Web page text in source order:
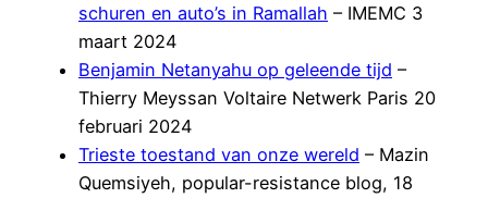
schuren en auto’s in Ramallah – IMEMC 3
maart 2024
Benjamin Netanyahu op geleende tijd –
Thierry Meyssan Voltaire Netwerk Paris 20
februari 2024
Trieste toestand van onze wereld – Mazin
Quemsiyeh, popular-resistance blog, 18